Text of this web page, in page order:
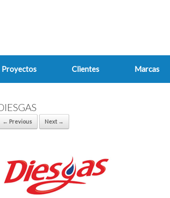
Proyectos Clientes Marcas
← Previous Next →